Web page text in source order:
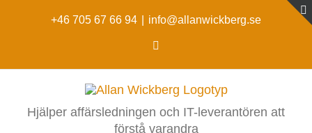
+46 705 67 66 94 info@allanwickberg.se
Hjälper affärsledningen och IT-leverantören att
förstå varandra